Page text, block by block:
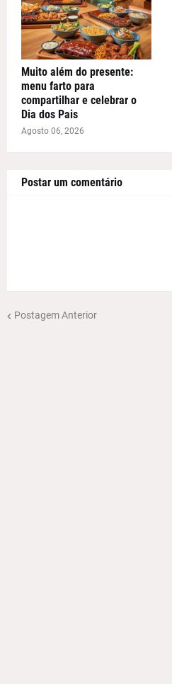
Muito além do presente:
menu farto para
compartilhar e celebrar o
Dia dos Pais
Agosto 06, 2026
Postar um comentário
Postagem Anterior